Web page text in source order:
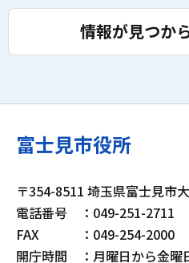
情報が見つか
富士見市役所
〒354-8511 埼玉県富士見市
電話番号
：049-251-2711
FAX
：049-254-2000
開庁時間
：月曜日から金